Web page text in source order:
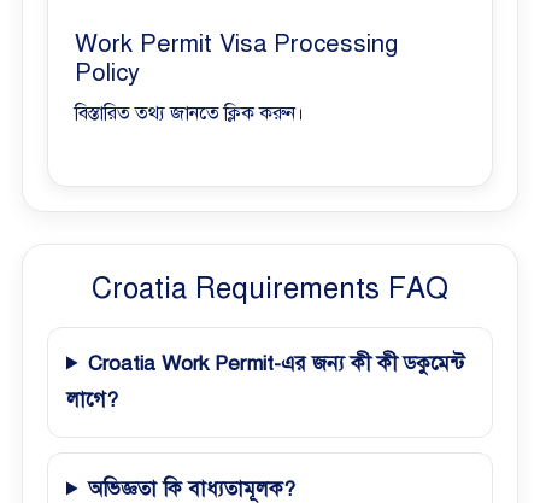
Work Permit Visa Processing
Policy
বিস্তারিত তথ্য জানতে ক্লিক করুন।
Croatia Requirements FAQ
Croatia Work Permit-এর জন্য কী কী ডকুমেন্ট
লাগে?
অভিজ্ঞতা কি বাধ্যতামূলক?